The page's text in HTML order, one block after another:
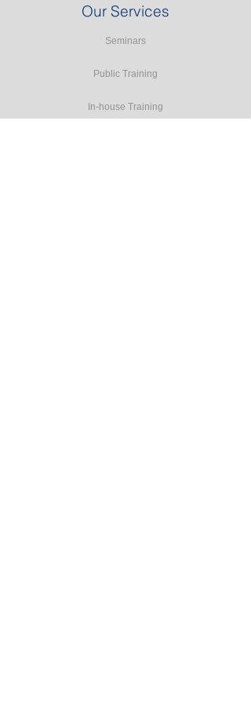
Our Services
Seminars
Public Training
In-house Training